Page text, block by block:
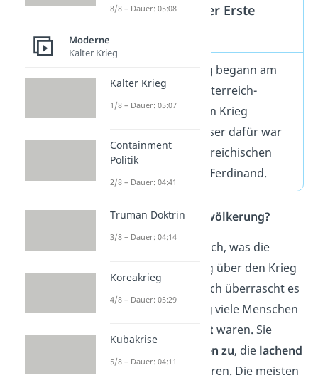
Wann begann der Erste
Der Erste Weltkrieg begann am
28. Juli 1914
, als Österreich-
Ungarn Serbien den Krieg
erklärte. Der Auslöser dafür war
derMordam österreichischen
Thronfolger Franz-Ferdinand.
Wie reagierte die Bevölkerung?
Vielleicht fragst du dich, was die
normale Bevölkerung über den Krieg
dachte. Wahrscheinlich überrascht es
dich, dass am Anfang viele Menschen
begeistert waren. Sie
jubelten den Soldaten zu, die lachend
aufs Schlachtfeld fuhren. Die meisten
8/8 – Dauer: 05:08
Moderne
Kalter Krieg
Kalter Krieg
1/8 – Dauer: 05:07
Containment
Politik
2/8 – Dauer: 04:41
Truman Doktrin
3/8 – Dauer: 04:14
Koreakrieg
4/8 – Dauer: 05:29
Kubakrise
5/8 – Dauer: 04:11